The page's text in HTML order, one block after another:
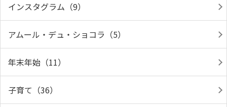
インスタグラム（9）
アムール・デュ・ショコラ（5）
年末年始（11）
子育て（36）